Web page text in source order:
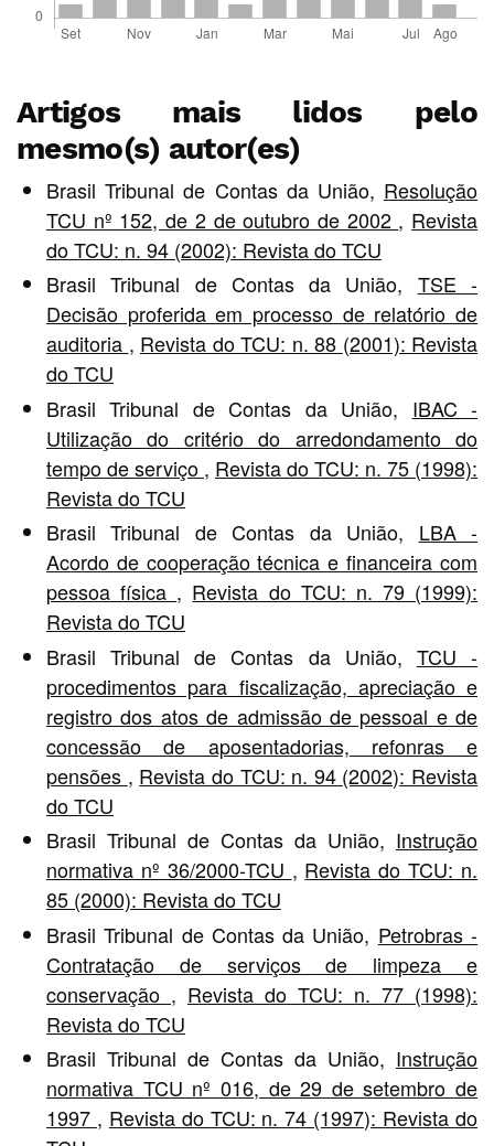
Artigos mais lidos pelo
mesmo(s) autor(es)
Brasil Tribunal de Contas da União, Resolução
TCU nº 152, de 2 de outubro de 2002 , Revista
do TCU: n. 94 (2002): Revista do TCU
Brasil Tribunal de Contas da União, TSE -
Decisão proferida em processo de relatório de
auditoria , Revista do TCU: n. 88 (2001): Revista
do TCU
Brasil Tribunal de Contas da União, IBAC -
Utilização do critério do arredondamento do
tempo de serviço , Revista do TCU: n. 75 (1998):
Revista do TCU
Brasil Tribunal de Contas da União, LBA -
Acordo de cooperação técnica e financeira com
pessoa física , Revista do TCU: n. 79 (1999):
Revista do TCU
Brasil Tribunal de Contas da União, TCU -
procedimentos para fiscalização, apreciação e
registro dos atos de admissão de pessoal e de
concessão de aposentadorias, refonras e
pensões , Revista do TCU: n. 94 (2002): Revista
do TCU
Brasil Tribunal de Contas da União, Instrução
normativa nº 36/2000-TCU , Revista do TCU: n.
85 (2000): Revista do TCU
Brasil Tribunal de Contas da União, Petrobras -
Contratação de serviços de limpeza e
conservação , Revista do TCU: n. 77 (1998):
Revista do TCU
Brasil Tribunal de Contas da União, Instrução
normativa TCU nº 016, de 29 de setembro de
1997 , Revista do TCU: n. 74 (1997): Revista do